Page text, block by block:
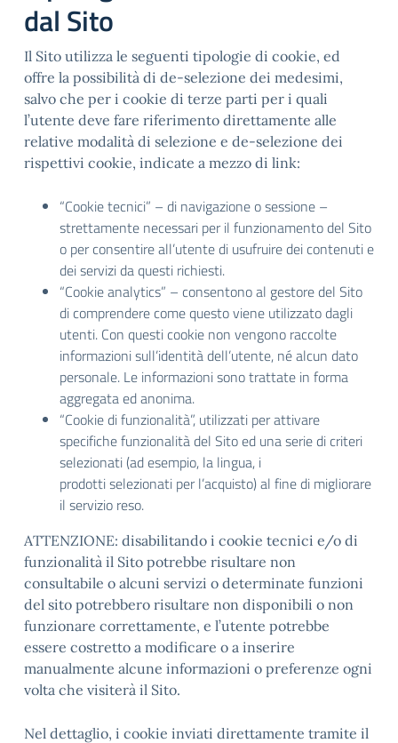
dal Sito
Il Sito utilizza le seguenti tipologie di cookie, ed
offre la possibilità di de-selezione dei medesimi,
salvo che per i cookie di terze parti per i quali
l’utente deve fare riferimento direttamente alle
relative modalità di selezione e de-selezione dei
rispettivi cookie, indicate a mezzo di link:
“Cookie tecnici” – di navigazione o sessione –
strettamente necessari per il funzionamento del Sito
o per consentire all’utente di usufruire dei contenuti e
dei servizi da questi richiesti.
“Cookie analytics” – consentono al gestore del Sito
di comprendere come questo viene utilizzato dagli
utenti. Con questi cookie non vengono raccolte
informazioni sull’identità dell’utente, né alcun dato
personale. Le informazioni sono trattate in forma
aggregata ed anonima.
“Cookie di funzionalità”, utilizzati per attivare
specifiche funzionalità del Sito ed una serie di criteri
selezionati (ad esempio, la lingua, i
prodotti selezionati per l’acquisto) al fine di migliorare
il servizio reso.
ATTENZIONE: disabilitando i cookie tecnici e/o di
funzionalità il Sito potrebbe risultare non
consultabile o alcuni servizi o determinate funzioni
del sito potrebbero risultare non disponibili o non
funzionare correttamente, e l’utente potrebbe
essere costretto a modificare o a inserire
manualmente alcune informazioni o preferenze ogni
volta che visiterà il Sito.
Nel dettaglio, i cookie inviati direttamente tramite il